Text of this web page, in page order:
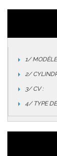
1/
2/
3/ CV :
4/ TYPE